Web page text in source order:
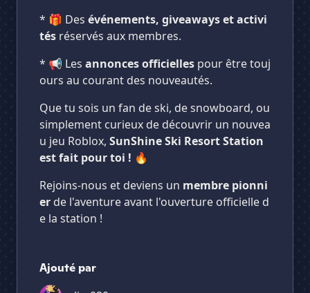
* 🎁 Des événements, giveaways et activi
tés réservés aux membres.
* 📢 Les annonces officielles pour être touj
ours au courant des nouveautés.
Que tu sois un fan de ski, de snowboard, ou
simplement curieux de découvrir un nouvea
u jeu Roblox, SunShine Ski Resort Station
est fait pour toi ! 🔥
Rejoins-nous et deviens un membre pionni
er de l'aventure avant l'ouverture officielle d
e la station !
Ajouté par